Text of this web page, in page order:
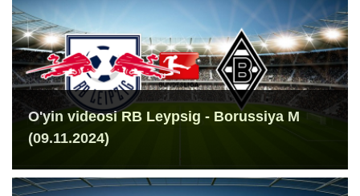
O'yin videosi RB Leypsig - Borussiya M
(09.11.2024)